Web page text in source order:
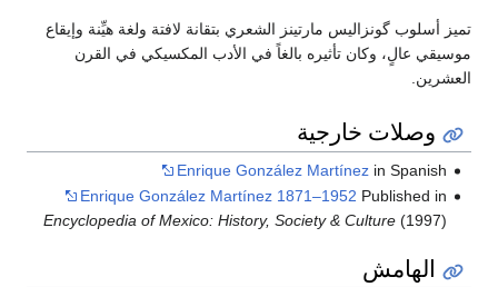
تميز أسلوب گونزاليس مارتينز الشعري بتقانة لافتة ولغة هيِّنة وإيقاع
موسيقي عالٍ، وكان تأثيره بالغاً في الأدب المكسيكي في القرن
العشرين.
وصلات خارجية
Enrique González Martínez in Spanish
Enrique González Martínez 1871–1952 Published in
Encyclopedia of Mexico: History, Society & Culture (1997)
الهامش